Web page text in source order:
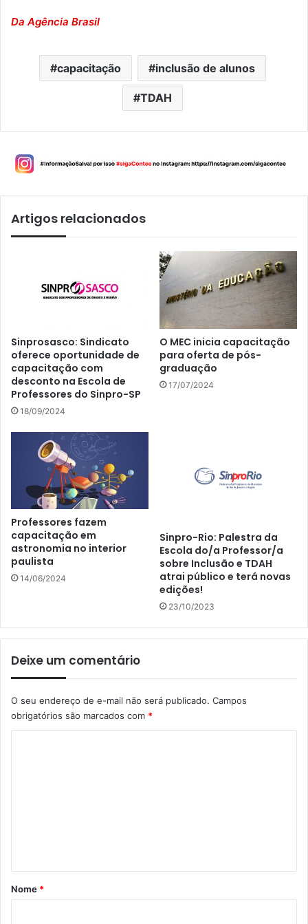
Da Agência Brasil
capacitação inclusão de alunos
TDAH
Artigos relacionados
Sinprosasco: Sindicato
oferece oportunidade de
capacitação com
desconto na Escola de
Professores do Sinpro-SP
18/09/2024
O MEC inicia capacitação
para oferta de pós-
graduação
17/07/2024
Professores fazem
capacitação em
astronomia no interior
paulista
14/06/2024
Sinpro-Rio: Palestra da
Escola do/a Professor/a
sobre Inclusão e TDAH
atrai público e terá novas
edições!
23/10/2023
Deixe um comentário
O seu endereço de e-mail não será publicado. Campos
obrigatórios são marcados com *
rNome *